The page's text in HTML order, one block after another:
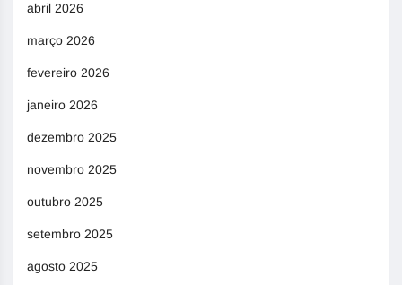
abril 2026
março 2026
fevereiro 2026
janeiro 2026
dezembro 2025
novembro 2025
outubro 2025
setembro 2025
agosto 2025